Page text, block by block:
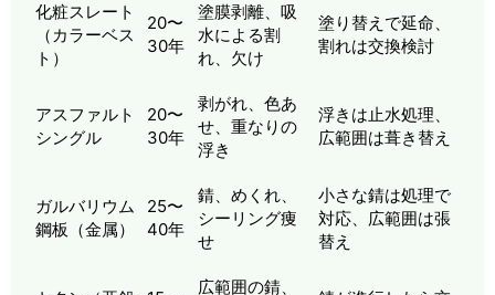
化粧スレート
（カラーベス
ト）
20〜
30年
塗膜剥離、吸
水による割
れ、欠け
塗り替えで延命、
割れは交換検討
アスファルト
シングル
20〜
30年
剥がれ、色あ
せ、重なりの
浮き
浮きは止水処理、
広範囲は葺き替え
ガルバリウム
鋼板（金属）
25〜
40年
錆、めくれ、
シーリング痩
せ
小さな錆は処理で
対応、広範囲は張
替え
広範囲の錆、